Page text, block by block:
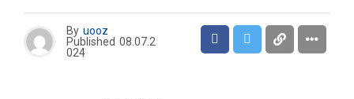
By uooz
Published 08.07.2
024